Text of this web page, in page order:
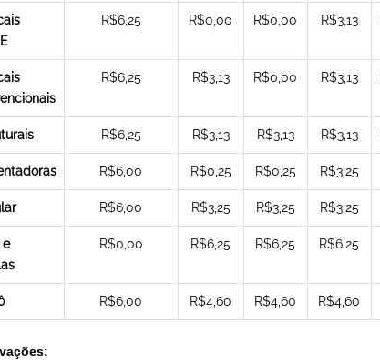
R$6,25 R$0,00 R$0,00 R$3,13
R$6,25 R$3,13 R$0,00 R$3,13
R$6,25 R$3,13 R$3,13 R$3,13
R$6,00 R$0,25 R$0,25 R$3,25
R$6,00 R$3,25 R$3,25 R$3,25
e
R$0,00 R$6,25 R$6,25 R$6,25
R$6,00 R$4,60 R$4,60 R$4,60